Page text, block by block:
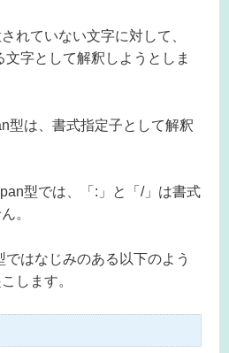
れていない文字に対して、
文字として解釈しようとしま
型は、書式指定子として解釈
型では、「:」と「/」は書式
。
はなじみのある以下のよう
します。